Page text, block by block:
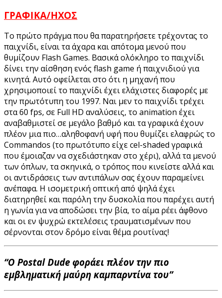
ΓΡΑΦΙΚΑ/ΗΧΟΣ
Το πρώτο πράγμα που θα παρατηρήσετε τρέχοντας το
παιχνίδι, είναι τα άχαρα και απότομα μενού που
θυμίζουν Flash Games. Βασικά ολόκληρο το παιχνίδι
δίνει την αίσθηση ενός flash game ή παιχνιδιού για
κινητά. Αυτό οφείλεται στο ότι η μηχανή που
χρησιμοποιεί το παιχνίδι έχει ελάχιστες διαφορές με
την πρωτότυπη του 1997. Ναι μεν το παιχνίδι τρέχει
στα 60 fps, σε Full HD αναλύσεις, το animation έχει
αναβαθμιστεί σε μεγάλο βαθμό και τα γραφικά έχουν
πλέον μια πιο…αληθοφανή υφή που θυμίζει ελαφρώς το
Commandos (το πρωτότυπο είχε cel-shaded γραφικά
που έμοιαζαν να σχεδιάστηκαν στο χέρι), αλλά τα μενού
των όπλων, τα σκηνικά, ο τρόπος που κινείστε αλλά και
οι αντιδράσεις των αντιπάλων σας έχουν παραμείνει
ανέπαφα. Η ισομετρική οπτική από ψηλά έχει
διατηρηθεί και παρόλη την δυσκολία που παρέχει αυτή
η γωνία για να αποδώσει την βία, το αίμα ρέει άφθονο
και οι εν ψυχρώ εκτελέσεις τραυματισμένων που
σέρνονται στον δρόμο είναι θέμα ρουτίνας!
“Ο Postal Dude φοράει πλέον την πιο
εμβληματική μαύρη καμπαρντίνα του”